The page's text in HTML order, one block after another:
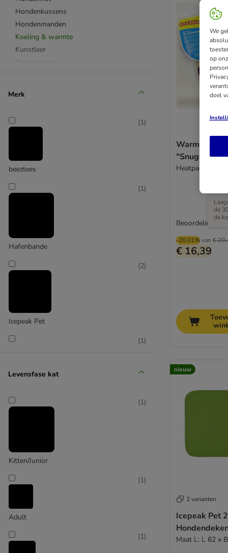
Hondenkussens
Hondenmanden
Koeling & warmte
Kunstleer
Vetbedden
Merk
beeztees
(1)
Hafenbande
(1)
Icepeak Pet
(2)
SnuggleSafe
(1)
TIAKI
Trixie
(4 )
Levensfase kat
Kitten/Junior
(1)
Adult
(1)
(1)
Heatpad
-20.01%van €
de
de
€ 16,39
Beoordeling: 5/5
nieuw
2 varianten
Icepeak Pet
Maat L: L 62 x
We
op
doel